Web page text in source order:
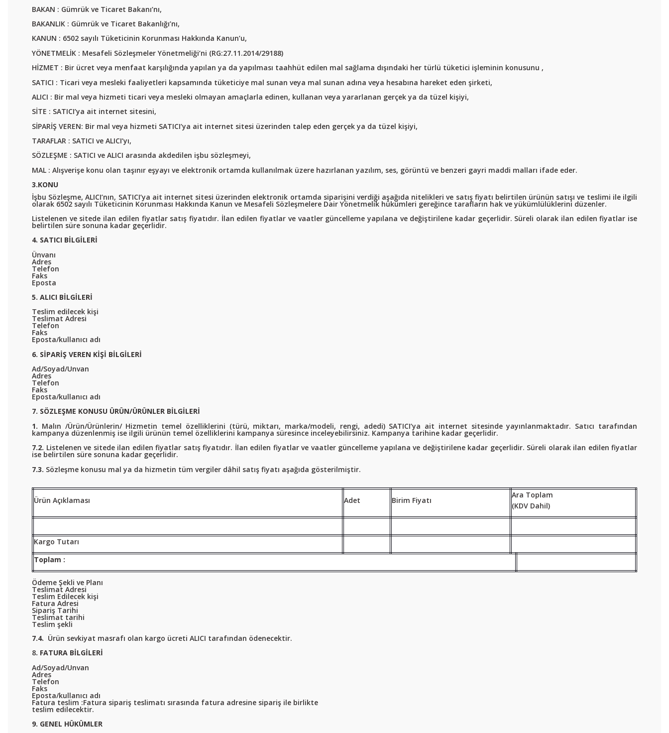
BAKAN : Gümrük ve Ticaret Bakanı’nı,
BAKANLIK : Gümrük ve Ticaret Bakanlığı’nı,
KANUN : 6502 sayılı Tüketicinin Korunması Hakkında Kanun’u,
YÖNETMELİK : Mesafeli Sözleşmeler Yönetmeliği’ni (RG:27.11.2014/29188)
HİZMET : Bir ücret veya menfaat karşılığında yapılan ya da yapılması taahhüt edilen mal sağlama dışındaki her türlü tüketici işleminin konusunu ,
SATICI : Ticari veya mesleki faaliyetleri kapsamında tüketiciye mal sunan veya mal sunan adına veya hesabına hareket eden şirketi,
ALICI : Bir mal veya hizmeti ticari veya mesleki olmayan amaçlarla edinen, kullanan veya yararlanan gerçek ya da tüzel kişiyi,
SİTE : SATICI’ya ait internet sitesini,
SİPARİŞ VEREN: Bir mal veya hizmeti SATICI’ya ait internet sitesi üzerinden talep eden gerçek ya da tüzel kişiyi,
TARAFLAR : SATICI ve ALICI’yı,
SÖZLEŞME : SATICI ve ALICI arasında akdedilen işbu sözleşmeyi,
MAL : Alışverişe konu olan taşınır eşyayı ve elektronik ortamda kullanılmak üzere hazırlanan yazılım, ses, görüntü ve benzeri gayri maddi malları ifade eder.
3.KONU
İşbu Sözleşme, ALICI’nın, SATICI’ya ait internet sitesi üzerinden elektronik ortamda siparişini verdiği aşağıda nitelikleri ve satış fiyatı belirtilen ürünün satışı ve teslimi ile ilgili
olarak 6502 sayılı Tüketicinin Korunması Hakkında Kanun ve Mesafeli Sözleşmelere Dair Yönetmelik hükümleri gereğince tarafların hak ve yükümlülüklerini düzenler.
Listelenen ve sitede ilan edilen fiyatlar satış fiyatıdır. İlan edilen fiyatlar ve vaatler güncelleme yapılana ve değiştirilene kadar geçerlidir. Süreli olarak ilan edilen fiyatlar ise
belirtilen süre sonuna kadar geçerlidir.
4. SATICI BİLGİLERİ
Ünvanı
Adres
Telefon
Faks
Eposta
5. ALICI BİLGİLERİ
Teslim edilecek kişi
Teslimat Adresi
Telefon
Faks
Eposta/kullanıcı adı
6. SİPARİŞ VEREN KİŞİ BİLGİLERİ
Ad/Soyad/Unvan
Adres
Telefon
Faks
Eposta/kullanıcı adı
7. SÖZLEŞME KONUSU ÜRÜN/ÜRÜNLER BİLGİLERİ
1. Malın /Ürün/Ürünlerin/ Hizmetin temel özelliklerini (türü, miktarı, marka/modeli, rengi, adedi) SATICI’ya ait internet sitesinde yayınlanmaktadır. Satıcı tarafından
kampanya düzenlenmiş ise ilgili ürünün temel özelliklerini kampanya süresince inceleyebilirsiniz. Kampanya tarihine kadar geçerlidir.
7.2. Listelenen ve sitede ilan edilen fiyatlar satış fiyatıdır. İlan edilen fiyatlar ve vaatler güncelleme yapılana ve değiştirilene kadar geçerlidir. Süreli olarak ilan edilen fiyatlar
ise belirtilen süre sonuna kadar geçerlidir.
7.3. Sözleşme konusu mal ya da hizmetin tüm vergiler dâhil satış fiyatı aşağıda gösterilmiştir.
Ürün Açıklaması Adet Birim Fiyatı
Ara Toplam
(KDV Dahil)
Kargo Tutarı
Toplam :
Ödeme Şekli ve Planı
Teslimat Adresi
Teslim Edilecek kişi
Fatura Adresi
Sipariş Tarihi
Teslimat tarihi
Teslim şekli
7.4. Ürün sevkiyat masrafı olan kargo ücreti ALICI tarafından ödenecektir.
8. FATURA BİLGİLERİ
Ad/Soyad/Unvan
Adres
Telefon
Faks
Eposta/kullanıcı adı
Fatura teslim :Fatura sipariş teslimatı sırasında fatura adresine sipariş ile birlikte
teslim edilecektir.
9. GENEL HÜKÜMLER